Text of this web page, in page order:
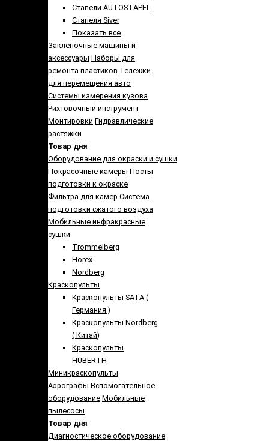
Стапели AUTOSTAPEL
Стапеля Siver
Показать все
Заклепочные машины и
аксессуары Наборы для
ремонта пластиков Тележки
для перемещения авто
Системы измерения кузова
Рихтовочный инструмент
Монтировки Гидравлические
растяжки
Товар дня
Оборудование для окраски и сушки
Покрасочные камеры Посты
подготовки к окраске
Фильтра для камер Система
подготовки сжатого воздуха
Мобильные инфракрасные
сушки
Trommelberg
Horex
Nordberg
Краскопульты
Краскопульты SATA (
Германия )
Краскопульты Nordberg
( Китай)
Краскопульты
HUBERTH
Миникраскопульты
Аэрографы Вспомогательное
оборудование Мобильные
пылесосы
Товар дня
Диагностическое оборудование